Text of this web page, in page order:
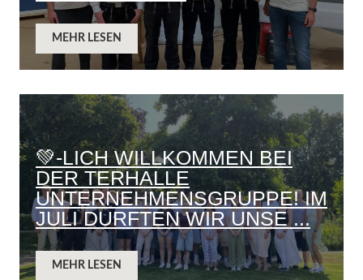
MEHR LESEN
💚-LICH WILLKOMMEN BEI
DER TERHALLE
UNTERNEHMENSGRUPPE! IM
JULI DURFTEN WIR UNSE ...
MEHR LESEN